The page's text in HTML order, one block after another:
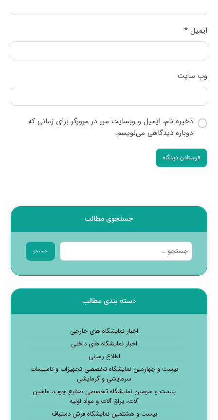
ایمیل*
وب‌ سایت
ذخیره نام، ایمیل و وبسایت من در مرورگر برای زمانی که
دوباره دیدگاهی می‌نویسم.
فرستادن دیدگاه
جستجوی مطالب
جستجو
دسته بندی مطالب
اخبار نمایشگاه های خارجی
اخبار نمایشگاه های داخلی
اطلاع رسانی
بیست و چهارمین نمایشگاه تخصصی تجهیزات و تاسیسات
سرمایشی و گرمایشی
بیست و سومین نمایشگاه تخصصی صنایع چوب، ماشین
آلات، یراق آلات و مواد اولیه
بیست و هشتمین نمایشگاه فرش دستباف